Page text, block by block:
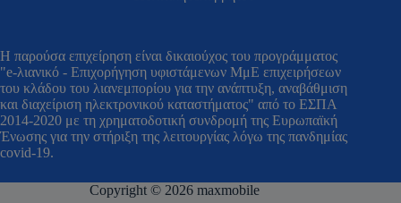
H παρούσα επιχείρηση είναι δικαιούχος του προγράμματος
"e-λιανικό - Επιχορήγηση υφιστάμενων ΜμΕ επιχειρήσεων
του κλάδου του λιανεμπορίου για την ανάπτυξη, αναβάθμιση
και διαχείριση ηλεκτρονικού καταστήματος" από το ΕΣΠΑ
2014-2020 με τη χρηματοδοτική συνδρομή της Ευρωπαϊκή
Ένωσης για την στήριξη της λειτουργίας λόγω της πανδημίας
covid-19.
Copyright © 2026 maxmobile